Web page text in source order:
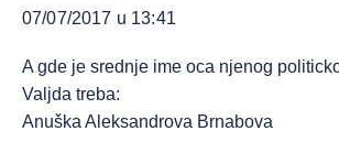
07/07/2017 u 13:41
A gde je srednje ime oca njenog
Valjda treba:
Anuška Aleksandrova Brnabova